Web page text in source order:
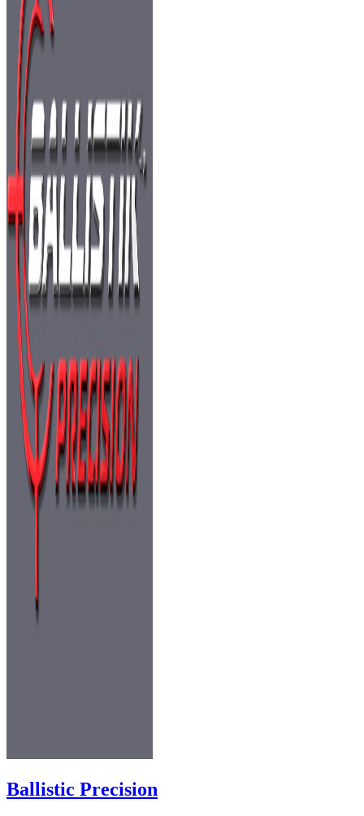
Ballistic Precision